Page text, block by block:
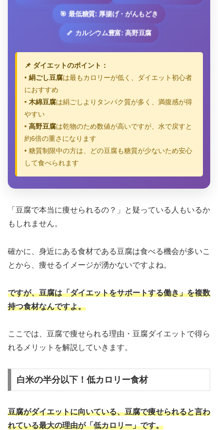
🎯 最低糖質: 厚揚げ・がんもどき
🦴 カルシウム豊富: 高野豆腐
📌 ダイエットのポイント：
• 絹ごし豆腐は最もカロリーが低く、ダイエット初心者
におすすめ
• 木綿豆腐は絹ごしよりタンパク質が多く、満腹感が得
やすい
• 高野豆腐は乾物のため数値が高いですが、水で戻すと
約6倍の重さになります
• 糖質制限中の方は、どの豆腐も糖質が少ないため安心
して食べられます
「豆腐で本当に痩せられるの？」と疑っている人もいるか
もしれません。
確かに、身近にある食材である豆腐は食べる機会が多いこ
とから、痩せるイメージが湧かないですよね。
ですが、豆腐は「ダイエットをサポートする働き」を複数
持つ食材なんですよ。
ここでは、豆腐で痩せられる理由・豆腐ダイエットで得ら
れるメリットを解説していきます。
白米の半分以下！低カロリー食材
豆腐がダイエットに向いている、豆腐で痩せられると言わ
れている最大の理由が「低カロリー」です。